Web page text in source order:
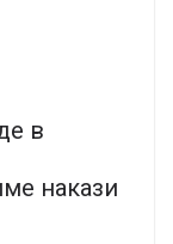
в
накази